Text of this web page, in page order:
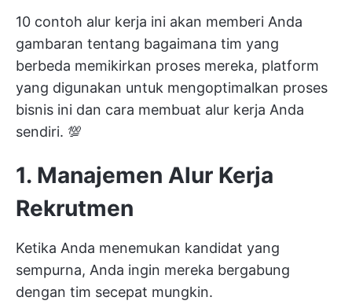
10 contoh alur kerja ini akan memberi Anda
gambaran tentang bagaimana tim yang
berbeda memikirkan proses mereka, platform
yang digunakan untuk mengoptimalkan proses
bisnis ini dan cara membuat alur kerja Anda
sendiri. 💯
1. Manajemen Alur Kerja
Rekrutmen
Ketika Anda menemukan kandidat yang
sempurna, Anda ingin mereka bergabung
dengan tim secepat mungkin.